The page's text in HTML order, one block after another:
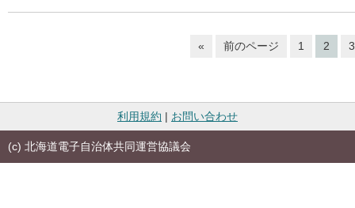
« 前のページ 1 2 3
利用規約 | お問い合わせ
(c) 北海道電子自治体共同運営協議会